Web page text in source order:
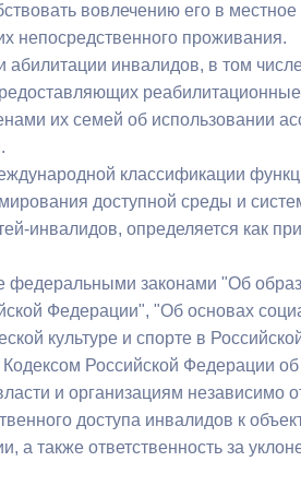
вовлечению его в
непосредственного проживания.
инвалидов, в том
их семей об использовании
классификации
доступной среды и
инвалидов, определяется как
федеральными законами "Об
Федерации", "Об основах
культуре и спорте в
Российской Федерации
и организациям независимо
доступа инвалидов к
также ответственность за